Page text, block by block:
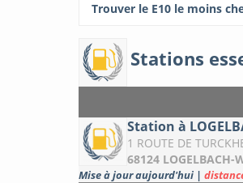
Trouver le E10 le moins
Stations
Station à
1 ROUTE DE
68124 LOGELBACH-
Mise à jour aujourd'hui |